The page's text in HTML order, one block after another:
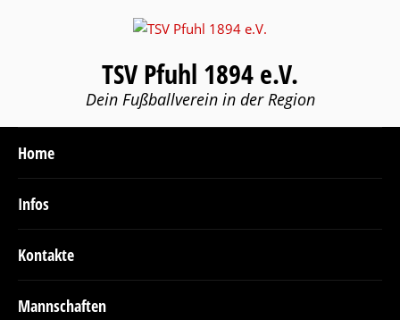
TSV Pfuhl 1894 e.V.
Dein Fußballverein in der Region
Home
Infos
Kontakte
Mannschaften